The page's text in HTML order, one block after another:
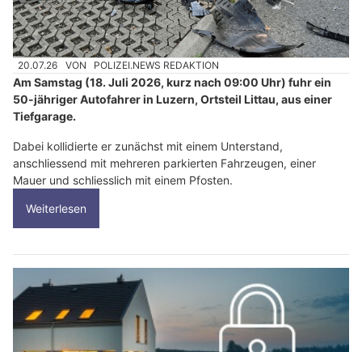
20.07.26 VON POLIZEI.NEWS REDAKTION
Am Samstag (18. Juli 2026, kurz nach 09:00 Uhr) fuhr ein
50-jähriger Autofahrer in Luzern, Ortsteil Littau, aus einer
Tiefgarage.
Dabei kollidierte er zunächst mit einem Unterstand,
anschliessend mit mehreren parkierten Fahrzeugen, einer
Mauer und schliesslich mit einem Pfosten.
Weiterlesen